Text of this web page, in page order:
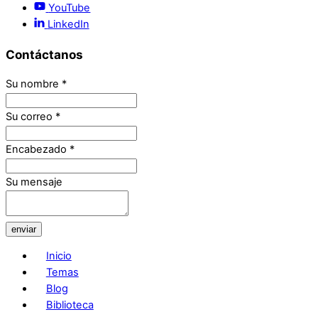
YouTube
LinkedIn
Contáctanos
Su nombre *
Su correo *
Encabezado *
Su mensaje
enviar
Inicio
Temas
Blog
Biblioteca